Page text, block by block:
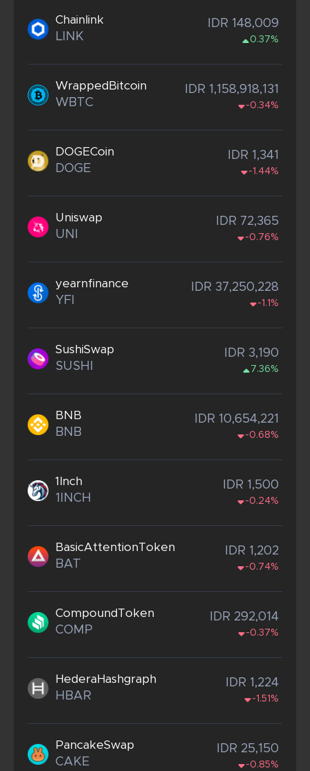
Chainlink
LINK
IDR 148,009
0.37%
WrappedBitcoin
WBTC
IDR 1,158,918,131
-0.34%
DOGECoin
DOGE
IDR 1,341
-1.44%
Uniswap
UNI
IDR 72,365
-0.76%
yearnfinance
YFI
IDR 37,250,228
-1.1%
SushiSwap
SUSHI
IDR 3,190
7.36%
BNB
BNB
IDR 10,654,221
-0.68%
1Inch
1INCH
IDR 1,500
-0.24%
BasicAttentionToken
BAT
IDR 1,202
-0.74%
CompoundToken
COMP
IDR 292,014
-0.37%
HederaHashgraph
HBAR
IDR 1,224
-1.51%
PancakeSwap
CAKE
IDR 25,150
-0.85%